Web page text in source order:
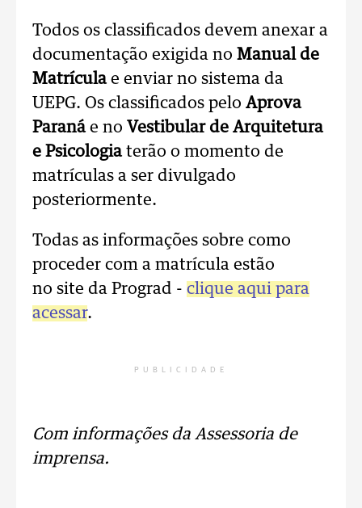
Todos os classificados devem anexar a
documentação exigida no Manual de
Matrícula e enviar no sistema da
UEPG. Os classificados pelo Aprova
Paraná e no Vestibular de Arquitetura
e Psicologia terão o momento de
matrículas a ser divulgado
posteriormente.
Todas as informações sobre como
proceder com a matrícula estão
no site da Prograd - clique aqui para
acessar.
PUBLICIDADE
Com informações da Assessoria de
imprensa.